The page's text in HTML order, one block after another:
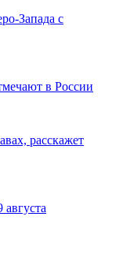
Запада с
в России
расскажет